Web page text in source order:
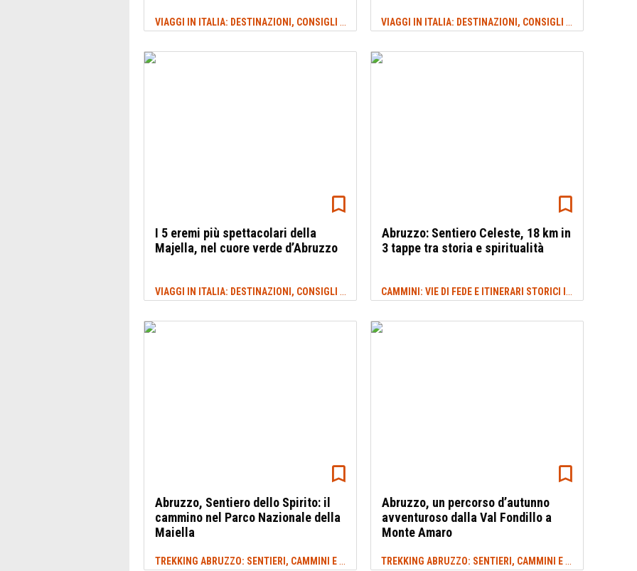
VIAGGI IN ITALIA: DESTINAZIONI, CONSIGLI E IDEE DI VIAGGIO #TURISMO VIAGGI IN ITALIA: DESTINAZIONI, CONSIGLI E IDEE DI VIAGGIO
I 5 eremi più spettacolari della
Majella, nel cuore verde d’Abruzzo
VIAGGI IN ITALIA: DESTINAZIONI, CONSIGLI E IDEE DI VIAGGIO #MAJELLA
Abruzzo: Sentiero Celeste, 18 km in
3 tappe tra storia e spiritualità
CAMMINI: VIE DI FEDE E ITINERARI STORICI IN ITALIA E NEL MONDO
Abruzzo, Sentiero dello Spirito: il
cammino nel Parco Nazionale della
Maiella
TREKKING ABRUZZO: SENTIERI, CAMMINI E ITINERARI #CAMMINO
Abruzzo, un percorso d’autunno
avventuroso dalla Val Fondillo a
Monte Amaro
TREKKING ABRUZZO: SENTIERI, CAMMINI E ITINERARI